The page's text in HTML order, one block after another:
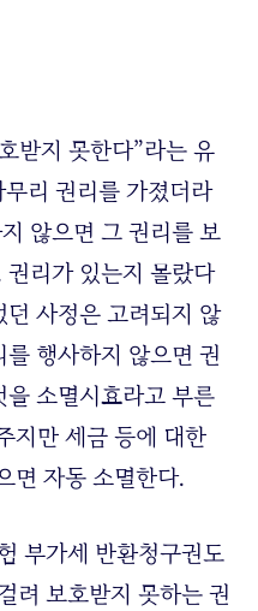
받지 못한다”라는 유
리 권리를 가졌더라
않으면 그 권리를 보
리가 있는지 몰랐다
사정은 고려되지 않
행사하지 않으면 권
소멸시효라고 부른
지만 세금 등에 대한
면 자동 소멸한다.
부가세 반환청구권도
려 보호받지 못하는 권